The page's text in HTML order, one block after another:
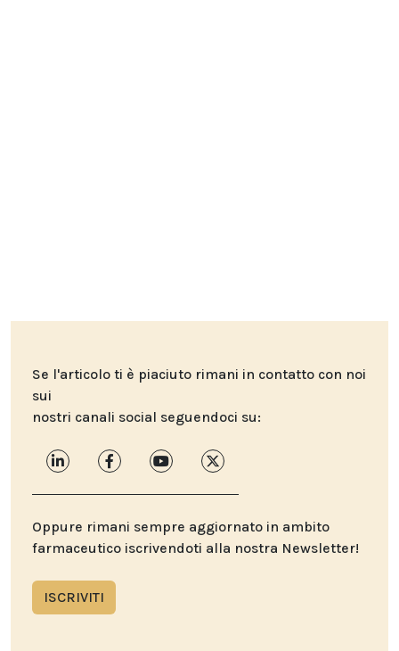
Se l'articolo ti è piaciuto rimani in contatto con noi
sui
nostri canali social seguendoci su:
Oppure rimani sempre aggiornato in ambito
farmaceutico iscrivendoti alla nostra Newsletter!
ISCRIVITI